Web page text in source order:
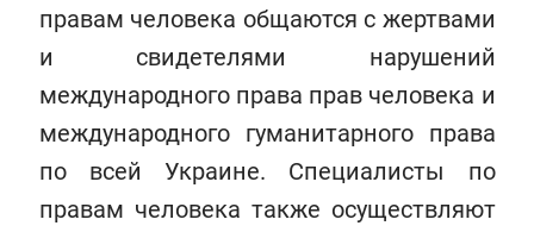
правам человека общаются с жертвами
и свидетелями нарушений
международного права прав человека и
международного гуманитарного права
по всей Украине. Специалисты по
правам человека также осуществляют